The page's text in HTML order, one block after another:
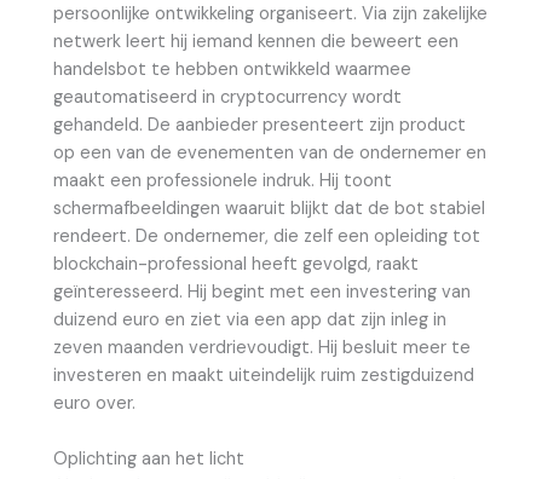
persoonlijke ontwikkeling organiseert. Via zijn zakelijke
netwerk leert hij iemand kennen die beweert een
handelsbot te hebben ontwikkeld waarmee
geautomatiseerd in cryptocurrency wordt
gehandeld. De aanbieder presenteert zijn product
op een van de evenementen van de ondernemer en
maakt een professionele indruk. Hij toont
schermafbeeldingen waaruit blijkt dat de bot stabiel
rendeert. De ondernemer, die zelf een opleiding tot
blockchain-professional heeft gevolgd, raakt
geïnteresseerd. Hij begint met een investering van
duizend euro en ziet via een app dat zijn inleg in
zeven maanden verdrievoudigt. Hij besluit meer te
investeren en maakt uiteindelijk ruim zestigduizend
euro over.
Oplichting aan het licht